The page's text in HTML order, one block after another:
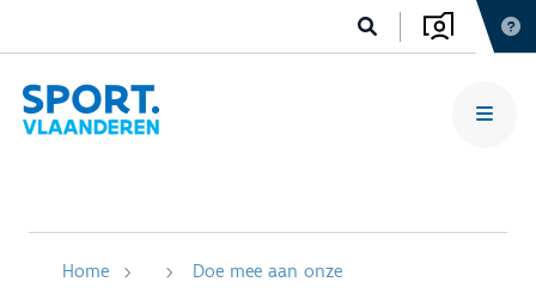
Home
Doe mee aan onze